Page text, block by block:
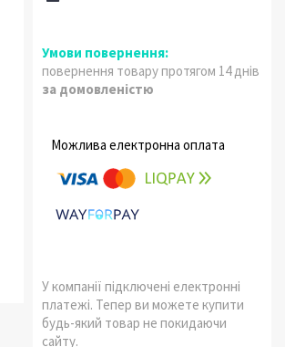
повернення товару протягом 14 днів
за домовленістю
У компанії підключені електронні
платежі. Тепер ви можете купити
будь-який товар не покидаючи
сайту.